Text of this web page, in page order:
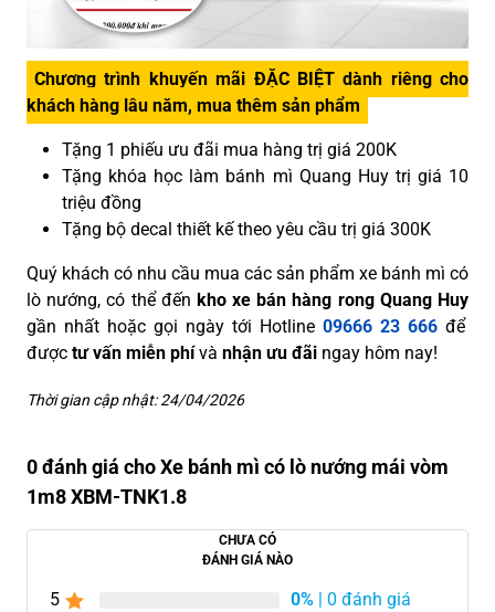
Chương trình khuyến mãi ĐẶC BIỆT dành riêng cho
khách hàng lâu năm, mua thêm sản phẩm
Tặng 1 phiếu ưu đãi mua hàng trị giá 200K
Tặng khóa học làm bánh mì Quang Huy trị giá 10
triệu đồng
Tặng bộ decal thiết kế theo yêu cầu trị giá 300K
Quý khách có nhu cầu mua các sản phẩm xe bánh mì có
lò nướng, có thể đến kho xe bán hàng rong Quang Huy
gần nhất hoặc gọi ngày tới Hotline 09666 23 666 để
được tư vấn miễn phívà nhận ưu đãi ngay hôm nay!
Thời gian cập nhật: 24/04/2026
0 đánh giá cho Xe bánh mì có lò nướng mái vòm
1m8 XBM-TNK1.8
CHƯA CÓ
ĐÁNH GIÁ NÀO
5 0% | 0 đánh giá